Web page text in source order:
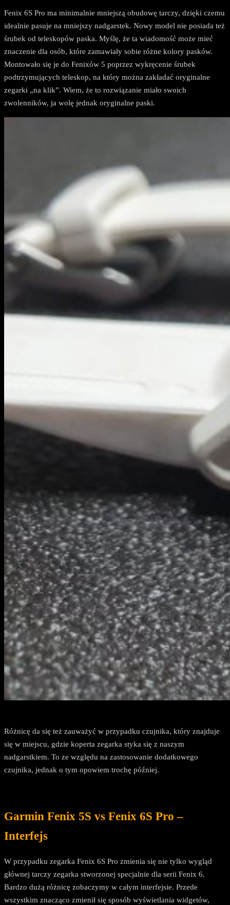
Fenix 6S Pro ma minimalnie mniejszą obudowę tarczy, dzięki czemu
idealnie pasuje na mniejszy nadgarstek. Nowy model nie posiada też
śrubek od teleskopów paska. Myślę, że ta wiadomość może mieć
znaczenie dla osób, które zamawiały sobie różne kolory pasków.
Montowało się je do Fenixów 5 poprzez wykręcenie śrubek
podtrzymujących teleskop, na który można zakładać oryginalne
zegarki „na klik”. Wiem, że to rozwiązanie miało swoich
zwolenników, ja wolę jednak oryginalne paski.
Różnicę da się też zauważyć w przypadku czujnika, który znajduje
się w miejscu, gdzie koperta zegarka styka się z naszym
nadgarstkiem. To ze względu na zastosowanie dodatkowego
czujnika, jednak o tym opowiem trochę później.
Garmin Fenix 5S vs Fenix 6S Pro –
Interfejs
W przypadku zegarka Fenix 6S Pro zmienia się nie tylko wygląd
głównej tarczy zegarka stworzonej specjalnie dla serii Fenix 6.
Bardzo dużą różnicę zobaczymy w całym interfejsie. Przede
wszystkim znacząco zmienił się sposób wyświetlania widgetów,